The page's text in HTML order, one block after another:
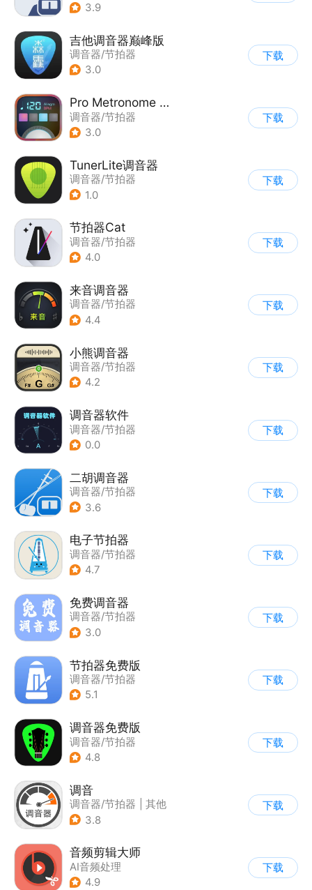
3.9
吉他调音器巅峰版
调音器/节拍器
3.0
下载
Pro Metronome 专业节拍器
调音器/节拍器
3.0
下载
TunerLite调音器
调音器/节拍器
1.0
下载
节拍器Cat
调音器/节拍器
4.0
下载
来音调音器
调音器/节拍器
4.4
下载
小熊调音器
调音器/节拍器
4.2
下载
调音器软件
调音器/节拍器
0.0
下载
二胡调音器
调音器/节拍器
3.6
下载
电子节拍器
调音器/节拍器
4.7
下载
免费调音器
调音器/节拍器
3.0
下载
节拍器免费版
调音器/节拍器
5.1
下载
调音器免费版
调音器/节拍器
4.8
下载
调音
调音器/节拍器
其他
3.8
下载
音频剪辑大师
AI音频处理
| 调音器/节拍器
4.9
下载